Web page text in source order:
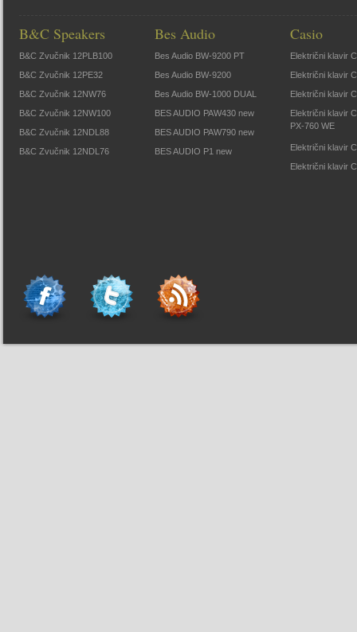
B&C Speakers
B&C Zvučnik 12PLB100
B&C Zvučnik 12PE32
B&C Zvučnik 12NW76
B&C Zvučnik 12NW100
B&C Zvučnik 12NDL88
B&C Zvučnik 12NDL76
Bes Audio
Bes Audio BW-9200 PT
Bes Audio BW-9200
Bes Audio BW-1000 DUAL
BES AUDIO PAW430 new
BES AUDIO PAW790 new
BES AUDIO P1 new
Casio
Električni klavir
Električni klavir
Električni klavir
Električni klavir
PX-760 WE
Električni klavir
Električni klavir